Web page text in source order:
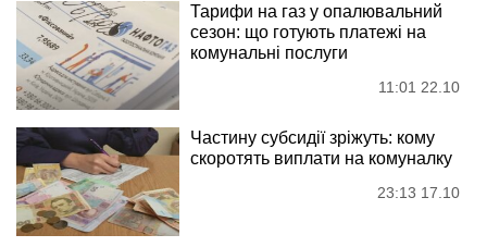
Тарифи на газ у опалювальний
сезон: що готують платежі на
комунальні послуги
11:01 22.10
Частину субсидії зріжуть: кому
скоротять виплати на комуналку
23:13 17.10